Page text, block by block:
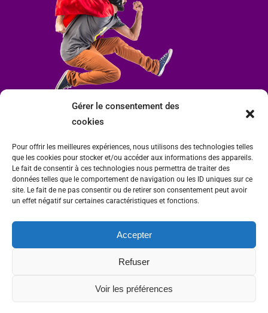
Gérer le consentement des
cookies
Pour offrir les meilleures expériences, nous utilisons des technologies telles
que les cookies pour stocker et/ou accéder aux informations des appareils.
Le fait de consentir à ces technologies nous permettra de traiter des
données telles que le comportement de navigation ou les ID uniques sur ce
site. Le fait de ne pas consentir ou de retirer son consentement peut avoir
un effet négatif sur certaines caractéristiques et fonctions.
Accepter
Refuser
Voir les préférences
Mairie de Condrieu | Copyright © 2023 |Mentions légales
Thierry Caizes Freelance| Photos parOmbre et Matière - Photographe